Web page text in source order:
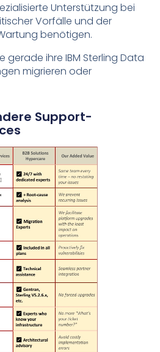
Unterstützung bei
Vorfälle und der
benötigen.
gerade ihre IBM Sterling Data
migrieren oder
Support-